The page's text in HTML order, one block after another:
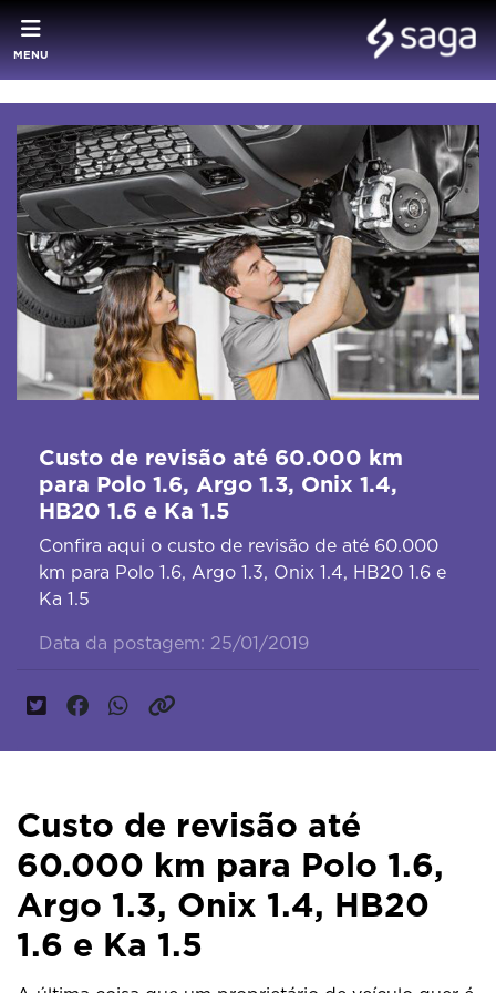
MENU
Custo de revisão até 60.000 km
para Polo 1.6, Argo 1.3, Onix 1.4,
HB20 1.6 e Ka 1.5
Confira aqui o custo de revisão de até 60.000
km para Polo 1.6, Argo 1.3, Onix 1.4, HB20 1.6 e
Ka 1.5
Data da postagem: 25/01/2019
Custo de revisão até
60.000 km para Polo 1.6,
Argo 1.3, Onix 1.4, HB20
1.6 e Ka 1.5